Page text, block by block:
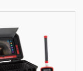
Automatskim
Cevi sa
Lokatorom